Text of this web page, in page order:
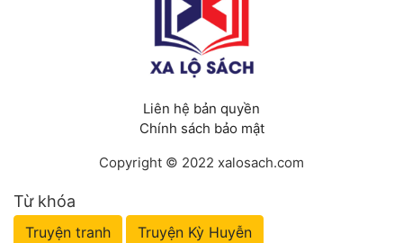
Liên hệ bản quyền
Chính sách bảo mật
Copyright © 2022 xalosach.com
Từ khóa
Truyện tranh Truyện Kỳ Huyễn